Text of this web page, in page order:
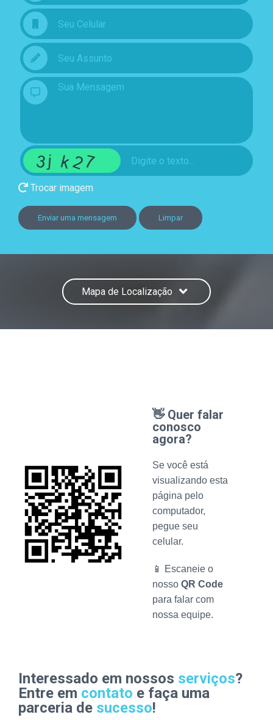
Trocar imagem
Enviar uma mensagem Limpar
Mapa de Localização
👋 Quer falar
conosco
agora?
Se você está
visualizando esta
página pelo
computador,
pegue seu
celular.
📱 Escaneie o
nosso QR Code
para falar com
nossa equipe.
Interessado em nossos serviços?
Entre em contato e faça uma
parceria de sucesso!